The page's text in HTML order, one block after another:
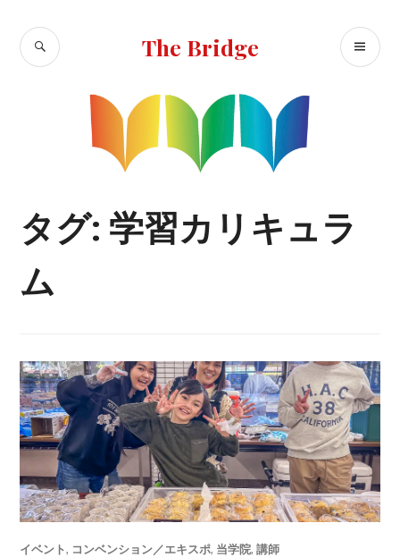
The Bridge
メ
検
タグ: 学習カリキュラ
ム
イベント, コンベンション／エキスポ, 当学院,講師